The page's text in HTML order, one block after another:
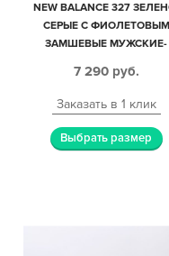
NEW BALANCE 327
СЕРЫЕ С ФИОЛЕТОВЫМ
ЗАМШЕВЫЕ МУЖСКИЕ-
7 290 руб.
Заказать в 1 клик
Выбрать размер